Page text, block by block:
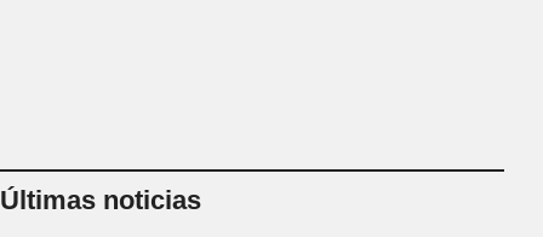
Últimas noticias